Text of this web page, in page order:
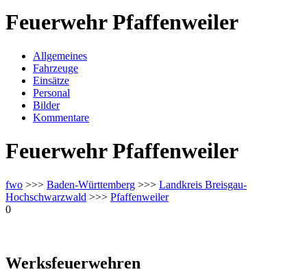
Feuerwehr Pfaffenweiler
Allgemeines
Fahrzeuge
Einsätze
Personal
Bilder
Kommentare
Feuerwehr Pfaffenweiler
fwo >>> Baden-Württemberg >>> Landkreis Breisgau-
Hochschwarzwald >>> Pfaffenweiler
0
Werksfeuerwehren